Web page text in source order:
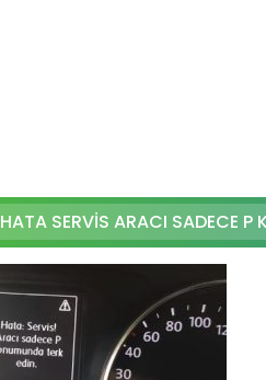
HATA SERVIS ARACI SADECE P